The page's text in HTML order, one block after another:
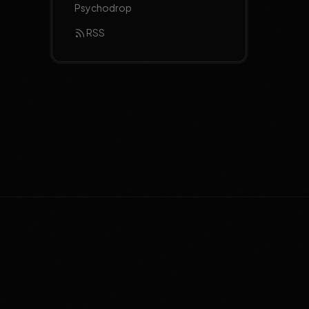
Psychodrop
RSS